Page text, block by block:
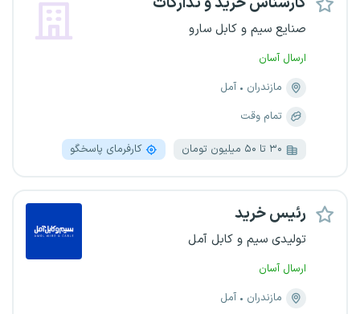
صنایع سیم و کابل سارو
ارسال آسان
مازندران
آمل
تمام وقت
۳۰ تا ۵۰ میلیون تومان کارفرمای پاسخگو
رئیس خرید
تولیدی سیم و کابل آمل
ارسال آسان
مازندران
آمل